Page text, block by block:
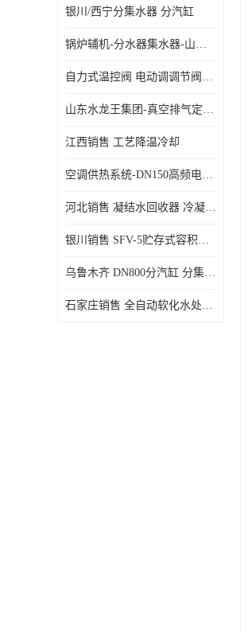
银川/西宁分集水器 分汽缸
锅炉辅机-分水器集水器-山东龙源供热设备
自力式温控阀 电动调调节阀温控阀-济南张夏水暖设备
山东水龙王集团-真空排气定压机组
江西销售 工艺降温冷却
空调供热系统-DN150高频电子水除垢仪
河北销售 凝结水回收器 冷凝水回收器
银川销售 SFV-5贮存式容积式换热器
乌鲁木齐 DN800分汽缸 分集水器
石家庄销售 全自动软化水处理器